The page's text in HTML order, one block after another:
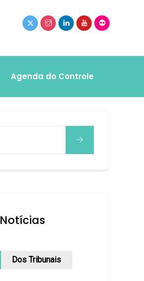
Agenda do Controle
Notícias
Dos Tribunais